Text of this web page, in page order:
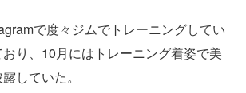
で度々ジムでトレーニングしてい
り、10月にはトレーニング着姿で美
していた。